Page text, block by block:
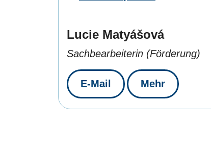
Lucie Matyášová
Sachbearbeiterin (Förderung)
E-Mail Mehr